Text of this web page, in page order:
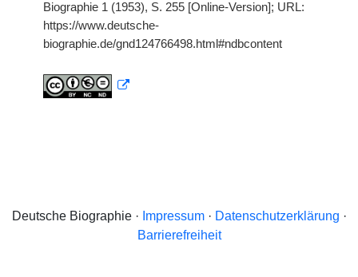
Biographie 1 (1953), S. 255 [Online-Version]; URL:
https://www.deutsche-
biographie.de/gnd124766498.html#ndbcontent
Deutsche Biographie · Impressum· Datenschutzerklärung ·
Barrierefreiheit